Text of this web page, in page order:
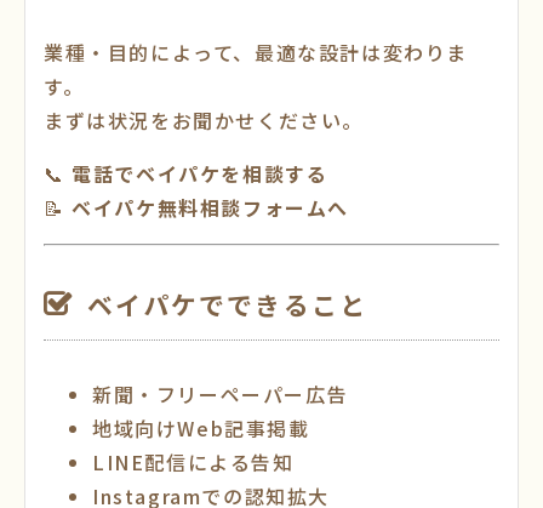
業種・目的によって、最適な設計は変わりま
す。
まずは状況をお聞かせください。
📞 電話でベイパケを相談する
📝ベイパケ無料相談フォームへ
ベイパケでできること
新聞・フリーペーパー広告
地域向けWeb記事掲載
LINE配信による告知
Instagramでの認知拡大